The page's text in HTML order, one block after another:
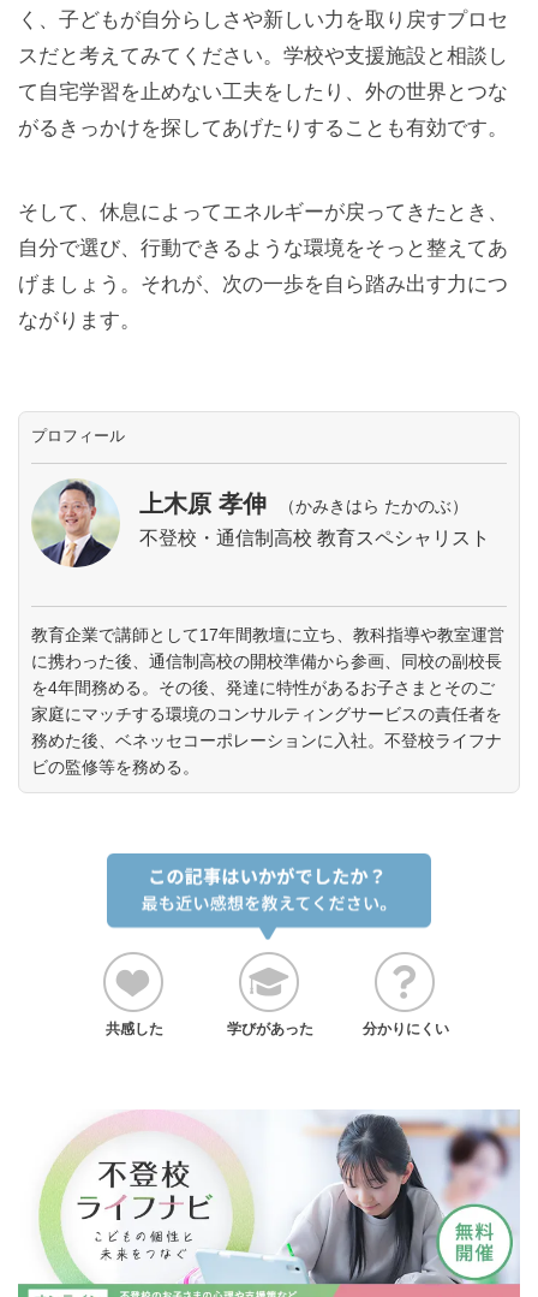
く、子どもが自分らしさや新しい力を取り戻すプロセ
スだと考えてみてください。学校や支援施設と相談し
て自宅学習を止めない工夫をしたり、外の世界とつな
がるきっかけを探してあげたりすることも有効です。
そして、休息によってエネルギーが戻ってきたとき、
自分で選び、行動できるような環境をそっと整えてあ
げましょう。それが、次の一歩を自ら踏み出す力につ
ながります。
プロフィール
上木原 孝伸 （かみきはら たかのぶ）
不登校・通信制高校 教育スペシャリスト
教育企業で講師として17年間教壇に立ち、教科指導や教室運営
に携わった後、通信制高校の開校準備から参画、同校の副校長
を4年間務める。その後、発達に特性があるお子さまとそのご
家庭にマッチする環境のコンサルティングサービスの責任者を
務めた後、ベネッセコーポレーションに入社。不登校ライフナ
ビの監修等を務める。
共感した 学びがあった 分かりにくい